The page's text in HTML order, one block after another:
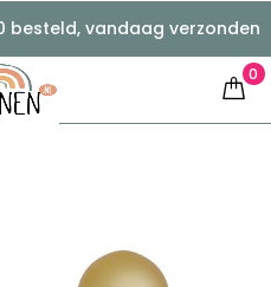
0
besteld, vandaag verzonden